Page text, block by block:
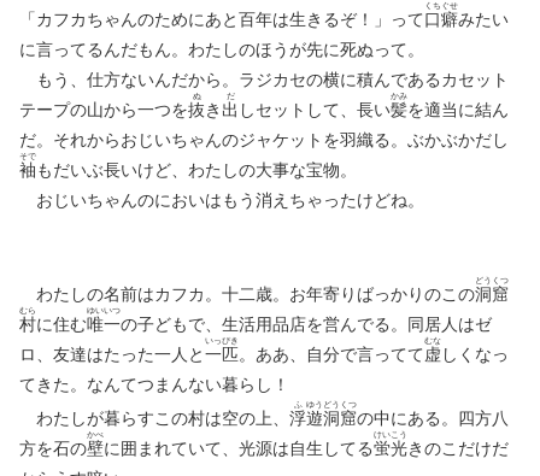
「カフカちゃんのためにあと百年は生きるぞ！」って口
くち
癖
ぐせ
みたい
に言ってるんだもん。わたしのほうが先に死ぬって。
もう、仕方ないんだから。ラジカセの横に積んであるカセット
テープの山から一つを抜
ぬ
き 出
だ
しセットして、長い髪
かみ
を適当に結ん
だ。それからおじいちゃんのジャケットを羽織る。ぶかぶかだし
袖
そで
もだいぶ長いけど、わたしの大事な宝物。
おじいちゃんのにおいはもう消えちゃったけどね。
わたしの名前はカフカ。十二歳。お年寄りばっかりのこの洞
どう
窟
くつ
村
むら
に住む唯
ゆい
一
いつ
の子どもで、生活用品店を営んでる。同居人はゼ
ロ、友達はたった一人と一
いっ
匹
ぴき
。ああ、自分で言ってて虚
むな
しくなっ
てきた。なんてつまんない暮らし！
わたしが暮らすこの村は空の上、 浮
ふ
遊
ゆう
洞
どう
窟
くつ
の中にある。四方八
方を石の壁
かべ
に囲まれていて、光源は自生してる蛍
けい
光
こう
きのこだけだ